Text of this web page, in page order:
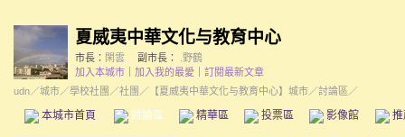
夏威夷中華文化与教育中心
市長： 閑雲 副市長：
.野鶴
加入本城市
加入我的最愛
訂閱最新文章
udn／城市／學校社團 ／社團 ／ 【夏威夷中華文化与教育中心】城市／討論區／
本城市首頁 討論區 精華區 投票區 影像館